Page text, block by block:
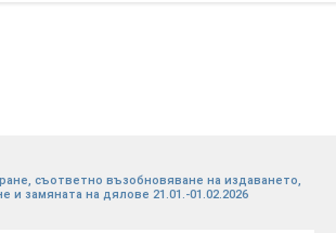
съответно възобновяване на издаването,
и замяната на дялове 21.01.-01.02.2026